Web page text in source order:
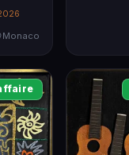
Monaco